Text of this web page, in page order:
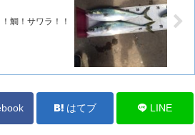
鯛！サワラ！！
はてブ LINE